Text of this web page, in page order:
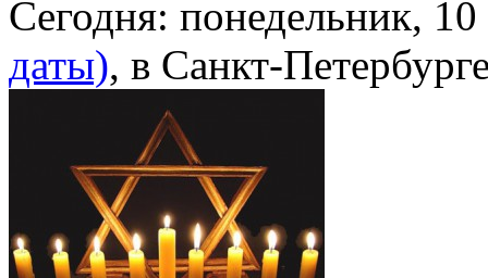
Сегодня: понедельник,
даты), в Санкт-